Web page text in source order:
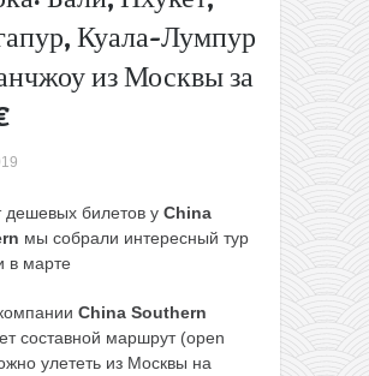
Куала-Лумпур
из Москвы за
дешевых билетов у China
мы собрали интересный тур
в марте
China Southern
составной маршрут (open
улететь из Москвы на
всего за
148€ с
человека
Ларнаку)
для